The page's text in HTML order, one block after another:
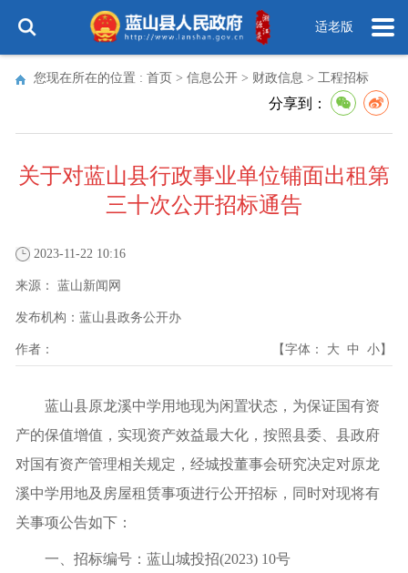
适老版
您现在所在的位置 : 首页 > 信息公开 > 财政信息 > 工程招标
分享到：
关于对蓝山县行政事业单位铺面出租第
三十次公开招标通告
2023-11-22 10:16
来源： 蓝山新闻网
发布机构： 蓝山县政务公开办
作者： 【字体： 大 中 小】
蓝山县原龙溪中学用地现为闲置状态，为保证国有资
产的保值增值，实现资产效益最大化，按照县委、县政府
对国有资产管理相关规定，经城投董事会研究决定对原龙
溪中学用地及房屋租赁事项进行公开招标，同时对现将有
关事项公告如下：
一、招标编号：蓝山城投招(2023) 10号